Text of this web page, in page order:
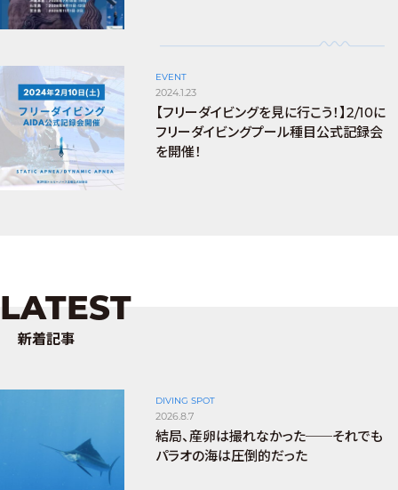
EVENT
2024.1.23
【フリーダイビングを見に行こう！】2/10に
フリーダイビングプール種目公式記録会
を開催！
LATEST
新着記事
DIVING SPOT
2026.8.7
結局、産卵は撮れなかった──それでも
パラオの海は圧倒的だった